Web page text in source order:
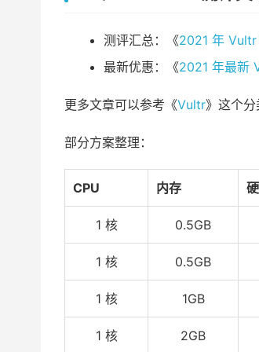
测评汇总：《2021 年 Vultr
最新优惠：《2021 年最新
更多文章可以参考《Vultr》这个分
部分方案整理：
CPU 内存
1 核 0.5GB
1 核 0.5GB
1 核 1GB
1 核 2GB